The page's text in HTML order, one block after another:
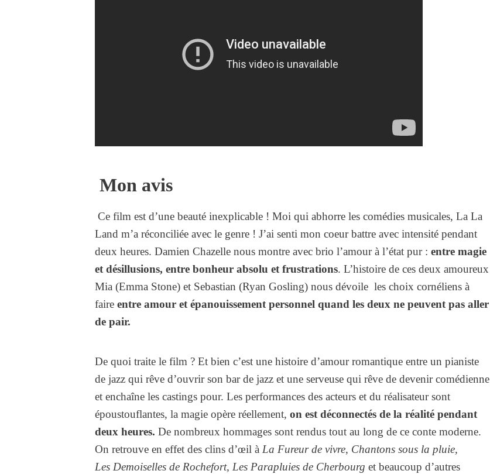
Mon avis
Ce film est d’une beauté inexplicable ! Moi qui abhorre les comédies musicales, La La
Land m’a réconciliée avec le genre ! J’ai senti mon coeur battre avec intensité pendant
deux heures. Damien Chazelle nous montre avec brio l’amour à l’état pur : entre magie
et désillusions, entre bonheur absolu et frustrations. L’histoire de ces deux amoureux
Mia (Emma Stone) et Sebastian (Ryan Gosling) nous dévoile les choix cornéliens à
faire entre amour et épanouissement personnel quand les deux ne peuvent pas aller
de pair.
De quoi traite le film ? Et bien c’est une histoire d’amour romantique entre un pianiste
de jazz qui rêve d’ouvrir son bar de jazz et une serveuse qui rêve de devenir comédienne
et enchaîne les castings pour. Les performances des acteurs et du réalisateur sont
époustouflantes, la magie opère réellement, on est déconnectés de la réalité pendant
deux heures. De nombreux hommages sont rendus tout au long de ce conte moderne.
On retrouve en effet des clins d’œil à La Fureur de vivre, Chantons sous la pluie,
Les Demoiselles de Rochefort, Les Parapluies de Cherbourg et beaucoup d’autres